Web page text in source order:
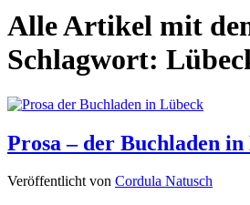
Alle Artikel mit
Schlagwort:
Prosa – der Buchladen
Veröffentlicht von Cordula Natusch